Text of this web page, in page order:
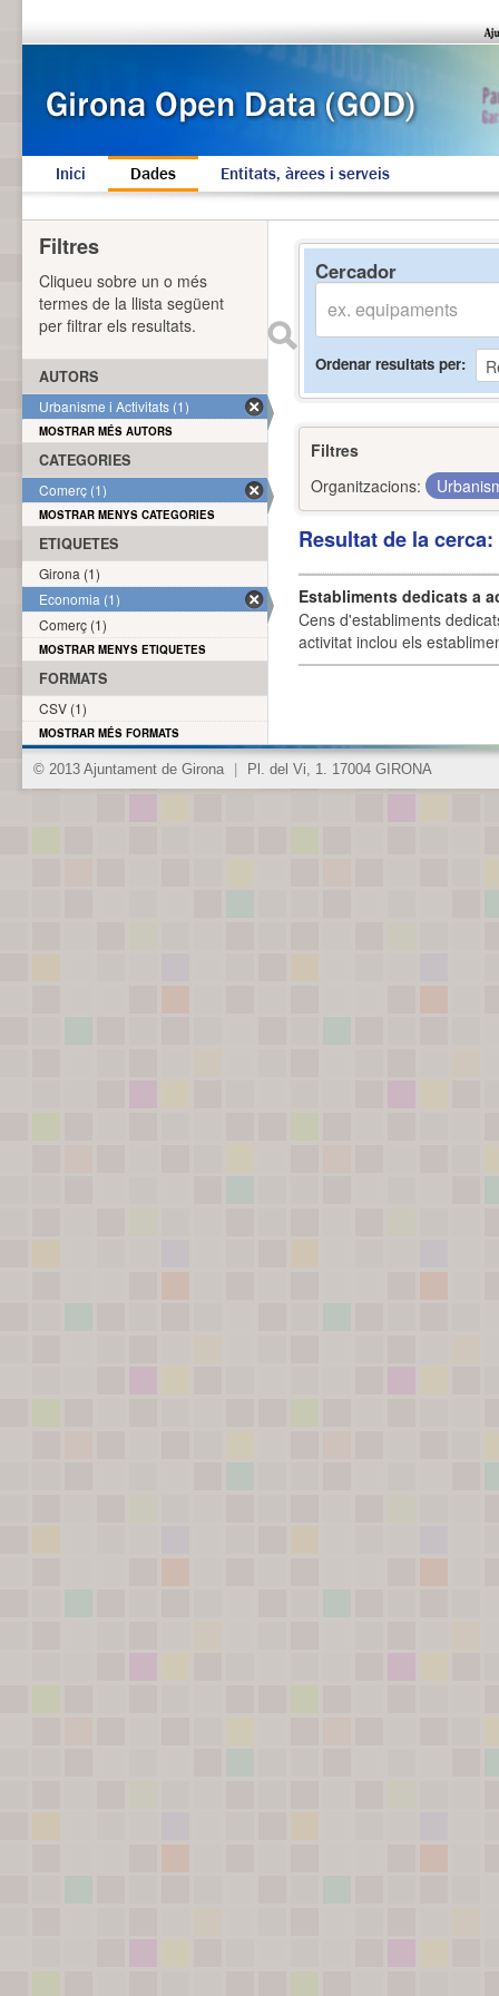
Inici Dades Entitats, àrees i serveis
Cercador
Ordenar resultats per
Filtres
Organitzacions:
Resultat de la
Establiments dedicats a
Cens d'establiments
activitat inclou els
Filtres
Cliqueu sobre un o més
termes de la llista següent
per filtrar els resultats.
AUTORS
Urbanisme i Activitats (1)
MOSTRAR MÉS AUTORS
CATEGORIES
Comerç (1)
MOSTRAR MENYS CATEGORIES
ETIQUETES
Girona (1)
Economia (1)
Comerç (1)
MOSTRAR MENYS ETIQUETES
FORMATS
CSV (1)
MOSTRAR MÉS FORMATS
© 2013 Ajuntament de Girona Pl. del Vi, 1. 17004 GIRONA